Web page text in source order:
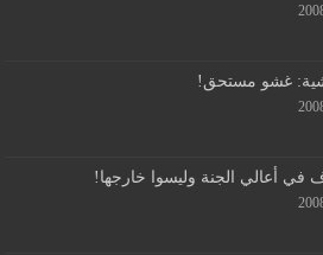
غشو مستحق!
في أعالي الجنة وليسوا خارجها!